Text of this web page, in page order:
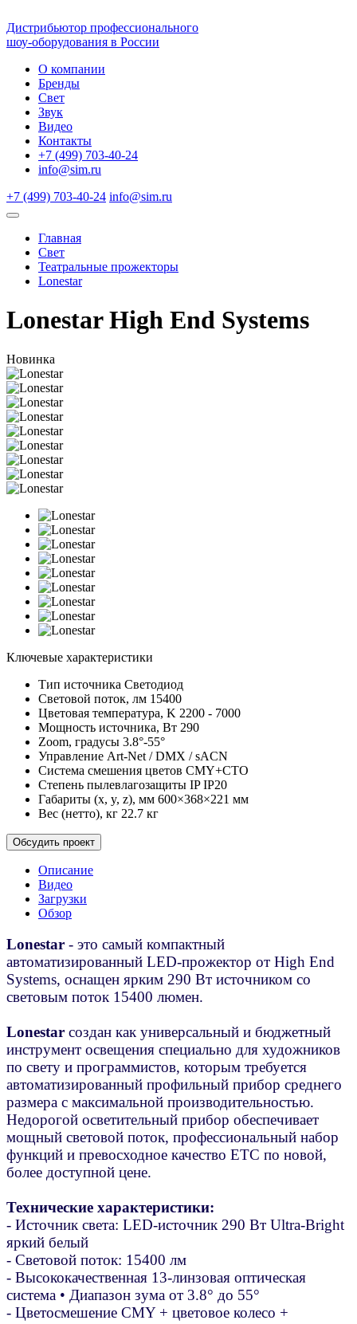
Дистрибьютор профессионального
шоу-оборудования в России
О компании
Бренды
Свет
Звук
Видео
Контакты
+7 (499) 703-40-24
info@sim.ru
+7 (499) 703-40-24 info@sim.ru
Главная
Свет
Театральные прожекторы
Lonestar
Lonestar High End Systems
Новинка
Ключевые характеристики
Тип источника Светодиод
Световой поток, лм 15400
Цветовая температура, K 2200 - 7000
Мощность источника, Вт 290
Zoom, градусы 3.8°-55°
Управление Art-Net / DMX / sACN
Cистема смешения цветов CMY+CTO
Степень пылевлагозащиты IP IP20
Габариты (x, y, z), мм 600×368×221 мм
Вес (нетто), кг 22.7 кг
Обсудить проект
Описание
Видео
Загрузки
Обзор
Lonestar - это самый компактный
автоматизированный LED-прожектор от High End
Systems, оснащен ярким 290 Вт источником со
световым поток 15400 люмен.
Lonestar создан как универсальный и бюджетный
инструмент освещения специально для художников
по свету и программистов, которым требуется
автоматизированный профильный прибор среднего
размера с максимальной производительностью.
Недорогой осветительный прибор обеспечивает
мощный световой поток, профессиональный набор
функций и превосходное качество ETC по новой,
более доступной цене.
Технические характеристики:
- Источник света: LED-источник 290 Вт Ultra-Bright
яркий белый
- Cветовой поток: 15400 лм
- Высококачественная 13-линзовая оптическая
система • Диапазон зума от 3.8° до 55°
- Цветосмешение CMY + цветовое колесо +